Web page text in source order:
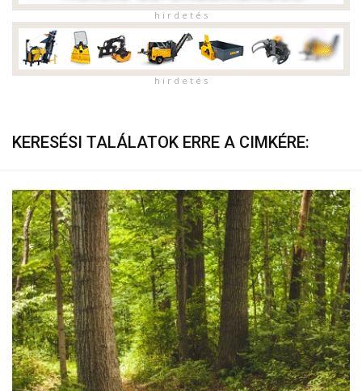
h i r d e t é s
h i r d e t é s
KERESÉSI TALÁLATOK ERRE A CIMKÉRE: